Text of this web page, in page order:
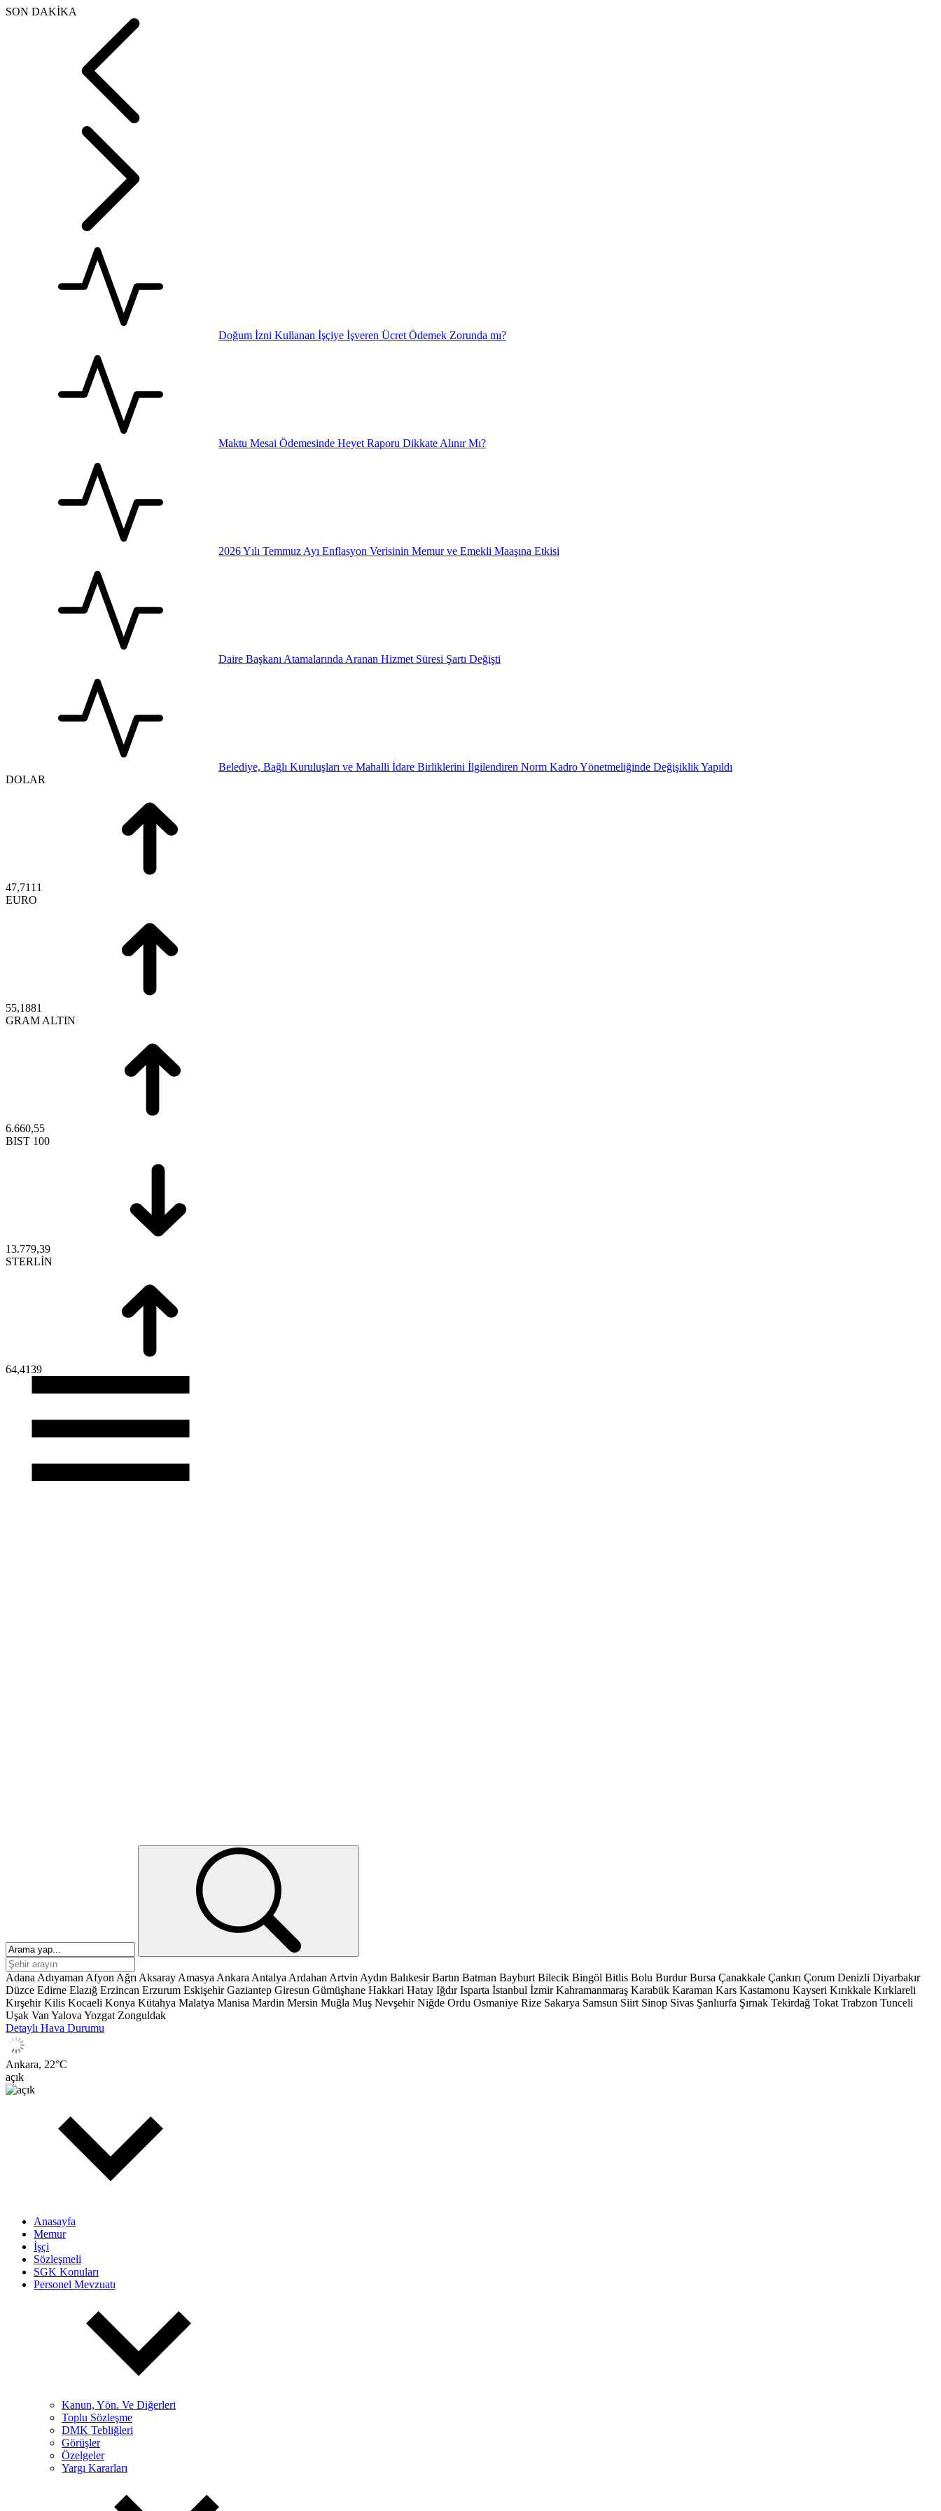
SON DAKİKA
Doğum İzni Kullanan İşçiye İşveren Ücret Ödemek Zorunda mı?
Maktu Mesai Ödemesinde Heyet Raporu Dikkate Alınır Mı?
2026 Yılı Temmuz Ayı Enflasyon Verisinin Memur ve Emekli Maaşına Etkisi
Daire Başkanı Atamalarında Aranan Hizmet Süresi Şartı Değişti
Belediye, Bağlı Kuruluşları ve Mahalli İdare Birliklerini İlgilendiren Norm Kadro Yönetmeliğinde Değişiklik Yapıldı
DOLAR
47,7111
EURO
55,1881
GRAM ALTIN
6.660,55
BIST 100
13.779,39
STERLİN
64,4139
Adana Adıyaman Afyon Ağrı Aksaray Amasya Ankara Antalya Ardahan Artvin Aydın Balıkesir Bartın Batman Bayburt Bilecik Bingöl Bitlis Bolu Burdur Bursa Çanakkale Çankırı Çorum Denizli Diyarbakır
Düzce Edirne Elazığ Erzincan Erzurum Eskişehir Gaziantep Giresun Gümüşhane Hakkari Hatay Iğdır Isparta İstanbul İzmir Kahramanmaraş Karabük Karaman Kars Kastamonu Kayseri Kırıkkale Kırklareli
Kırşehir Kilis Kocaeli Konya Kütahya Malatya Manisa Mardin Mersin Muğla Muş Nevşehir Niğde Ordu Osmaniye Rize Sakarya Samsun Siirt Sinop Sivas Şanlıurfa Şırnak Tekirdağ Tokat Trabzon Tunceli
Uşak Van Yalova Yozgat Zonguldak
Detaylı Hava Durumu
Ankara, 22°C
açık
Anasayfa
Memur
İşçi
Sözleşmeli
SGK Konuları
Personel Mevzuatı
Kanun, Yön. Ve Diğerleri
Toplu Sözleşme
DMK Tebliğleri
Görüşler
Özelgeler
Yargı Kararları